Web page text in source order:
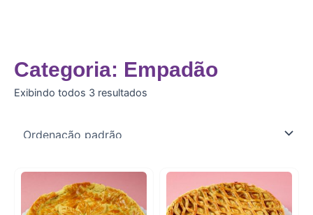
Categoria: Empadão
Exibindo todos 3 resultados
This
product
has
This
product
has